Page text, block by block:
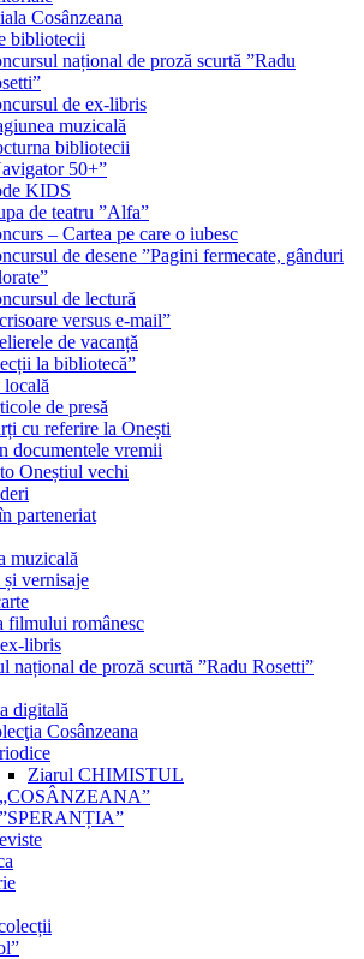
Cosânzeana
bibliotecii
național de proză scurtă ”Radu
de ex-libris
muzicală
bibliotecii
50+”
KIDS
de teatru ”Alfa”
– Cartea pe care o iubesc
de desene ”Pagini fermecate, gânduri
de lectură
versus e-mail”
de vacanță
la bibliotecă”
de presă
cu referire la Onești
documentele vremii
Oneștiul vechi
parteneriat
muzicală
vernisaje
filmului românesc
libris
național de proză scurtă ”Radu Rosetti”
digitală
Cosânzeana
Ziarul CHIMISTUL